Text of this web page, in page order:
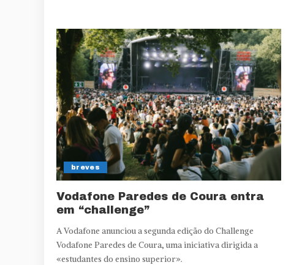
breves
Vodafone Paredes de Coura entra
em “challenge”
A Vodafone anunciou a segunda edição do Challenge
Vodafone Paredes de Coura, uma iniciativa dirigida a
«estudantes do ensino superior».